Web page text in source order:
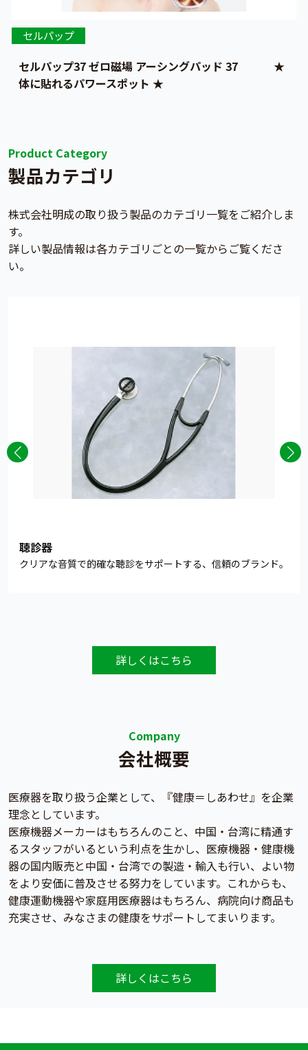
セルパップ
セルパップ37 ゼロ磁場 アーシングパッド 37 ★
体に貼れるパワースポット ★
Product Category
製品カテゴリ
株式会社明成の取り扱う製品のカテゴリ一覧をご紹介しま
す。
詳しい製品情報は各カテゴリごとの一覧からご覧くださ
い。
聴診器
クリアな音質で的確な聴診をサポートする、信頼のブランド。
詳しくはこちら
Company
会社概要
医療器を取り扱う企業として、『健康＝しあわせ』を企業
理念としています。
医療機器メーカーはもちろんのこと、中国・台湾に精通す
るスタッフがいるという利点を生かし、医療機器・健康機
器の国内販売と中国・台湾での製造・輸入も行い、よい物
をより安価に普及させる努力をしています。これからも、
健康運動機器や家庭用医療器はもちろん、病院向け商品も
充実させ、みなさまの健康をサポートしてまいります。
詳しくはこちら